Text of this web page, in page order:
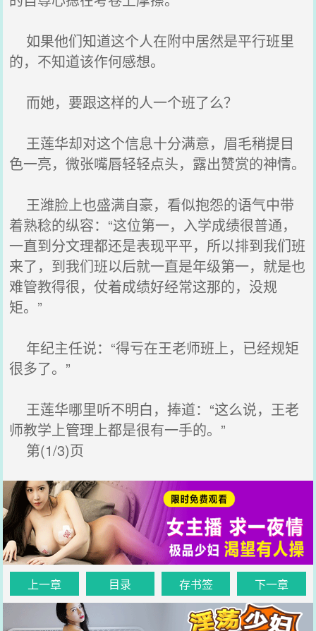
如果他们知道这个人在附中居然是平行班里
的，不知道该作何感想。
而她，要跟这样的人一个班了么？
王莲华却对这个信息十分满意，眉毛稍提目
色一亮，微张嘴唇轻轻点头，露出赞赏的神情。
王潍脸上也盛满自豪，看似抱怨的语气中带
着熟稔的纵容：“这位第一，入学成绩很普通，
一直到分文理都还是表现平平，所以排到我们班
来了，到我们班以后就一直是年级第一，就是也
难管教得很，仗着成绩好经常这那的，没规
矩。”
年纪主任说：“得亏在王老师班上，已经规矩
很多了。”
王莲华哪里听不明白，捧道：“这么说，王老
师教学上管理上都是很有一手的。”
第(1/3)页
上一章 目录 存书签 下一章